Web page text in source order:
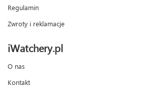
Regulamin
Zwroty i reklamacje
iWatchery.pl
O nas
Kontakt